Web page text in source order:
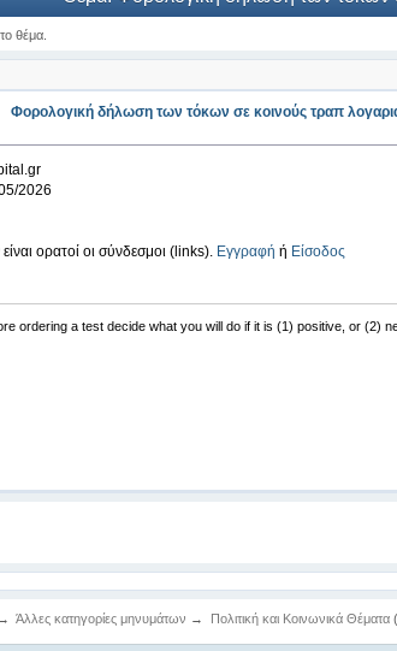
θέμα.
Φορολογική δήλωση των τόκων σε κοινούς τραπ
2026
ορατοί οι σύνδεσμοι (links). Εγγραφή ή Είσοδος
ordering a test decide what you will do if it is (1) positive, or (2)
Άλλες κατηγορίες μηνυμάτων → Πολιτική και Κοινωνικά Θέματα